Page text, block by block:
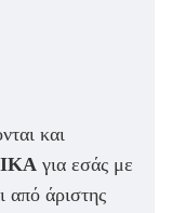
και
για εσάς με
από άριστης